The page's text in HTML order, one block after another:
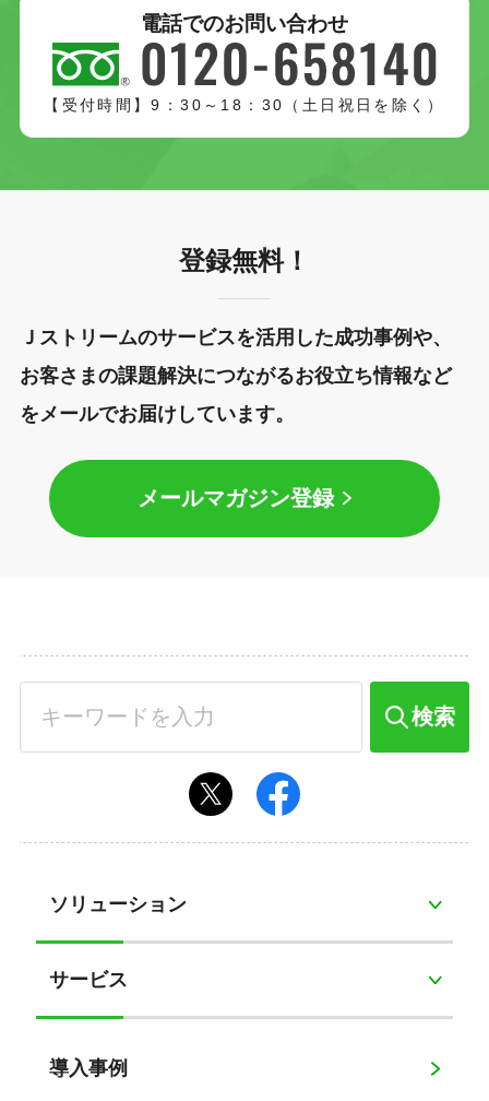
電話でのお問い合わせ
【受付時間】9：30～18：30（土日祝日を除く）
登録無料！
Ｊストリームのサービスを活用した成功事例や、
お客さまの課題解決につながるお役立ち情報など
をメールでお届けしています。
メールマガジン登録
検索
ソリューション
サービス
導入事例